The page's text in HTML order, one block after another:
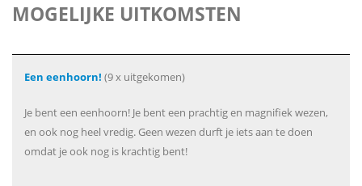
MOGELIJKE UITKOMSTEN
Een eenhoorn! (9 x uitgekomen)
Je bent een eenhoorn! Je bent een prachtig en magnifiek wezen,
en ook nog heel vredig. Geen wezen durft je iets aan te doen
omdat je ook nog is krachtig bent!